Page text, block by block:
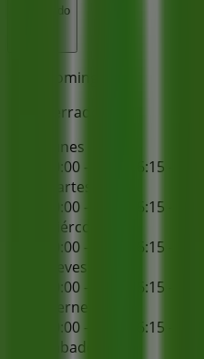
Cerrado
Domingo
Cerrado
Lunes
10:00 - 13:30
16:15 - 20:00
Martes
10:00 - 13:30
16:15 - 20:00
Miércoles
10:00 - 13:30
16:15 - 20:00
Jueves
10:00 - 13:30
16:15 - 20:00
Viernes
10:00 - 13:30
16:15 - 20:00
Sábado